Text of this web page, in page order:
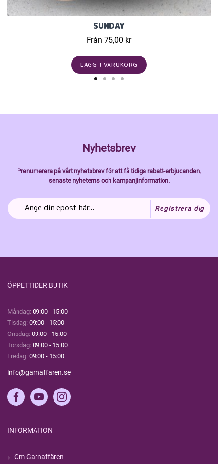
SUNDAY
Från 75,00 kr
LÄGG I VARUKORG
Nyhetsbrev
Prenumerera på vårt nyhetsbrev för att få tidiga rabatt-erbjudanden,
senaste nyheterns och kampanjinformation.
Registrera dig
ÖPPETTIDER BUTIK
Måndag: 09:00 - 15:00
Tisdag: 09:00 - 15:00
Onsdag: 09:00 - 15:00
Torsdag: 09:00 - 15:00
Fredag: 09:00 - 15:00
info@garnaffaren.se
INFORMATION
Om Garnaffären